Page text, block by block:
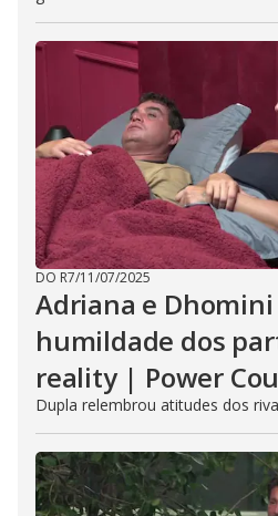
DO R7/11/07/2025
Adriana e
humildade dos
reality | Power
Dupla relembrou atitudes dos